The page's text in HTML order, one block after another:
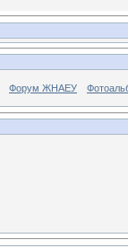
Форум ЖНАЕУ